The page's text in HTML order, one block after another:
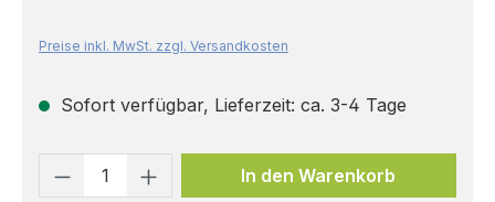
Preise inkl. MwSt. zzgl. Versandkosten
Sofort verfügbar, Lieferzeit: ca. 3-4 Tage
Produkt Anzahl: Gib den
In den Warenkorb